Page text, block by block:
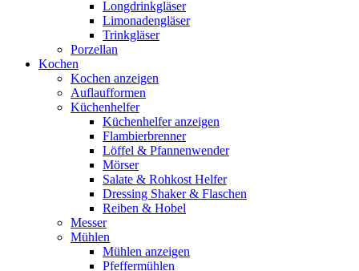
Longdrinkgläser
Limonadengläser
Trinkgläser
Porzellan
Kochen
Kochen anzeigen
Auflaufformen
Küchenhelfer
Küchenhelfer anzeigen
Flambierbrenner
Löffel & Pfannenwender
Mörser
Salate & Rohkost Helfer
Dressing Shaker & Flaschen
Reiben & Hobel
Messer
Mühlen
Mühlen anzeigen
Pfeffermühlen